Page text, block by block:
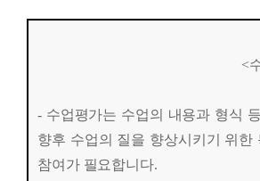
<
- 수업평가는 수업의 내용과 형식
향후 수업의 질을 향상시키기 위
참여가 필요합니다.